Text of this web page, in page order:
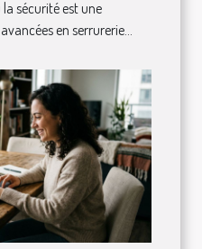
sécurité est une
en serrurerie...